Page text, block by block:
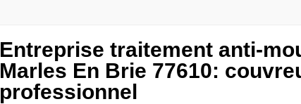
Entreprise traitement anti-
Marles En Brie 77610:
professionnel